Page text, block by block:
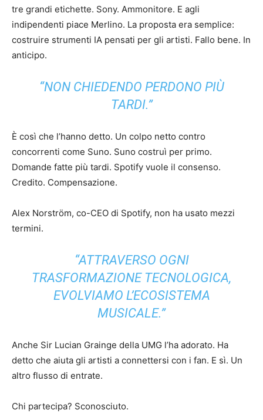
tre grandi etichette. Sony. Ammonitore. E agli
indipendenti piace Merlino. La proposta era semplice:
costruire strumenti IA pensati per gli artisti. Fallo bene. In
anticipo.
“NON CHIEDENDO PERDONO PIÙ
TARDI.”
È così che l’hanno detto. Un colpo netto contro
concorrenti come Suno. Suno costruì per primo.
Domande fatte più tardi. Spotify vuole il consenso.
Credito. Compensazione.
Alex Norström, co-CEO di Spotify, non ha usato mezzi
termini.
“ATTRAVERSO OGNI
TRASFORMAZIONE TECNOLOGICA,
EVOLVIAMO L’ECOSISTEMA
MUSICALE.”
Anche Sir Lucian Grainge della UMG l’ha adorato. Ha
detto che aiuta gli artisti a connettersi con i fan. E sì. Un
altro flusso di entrate.
Chi partecipa? Sconosciuto.